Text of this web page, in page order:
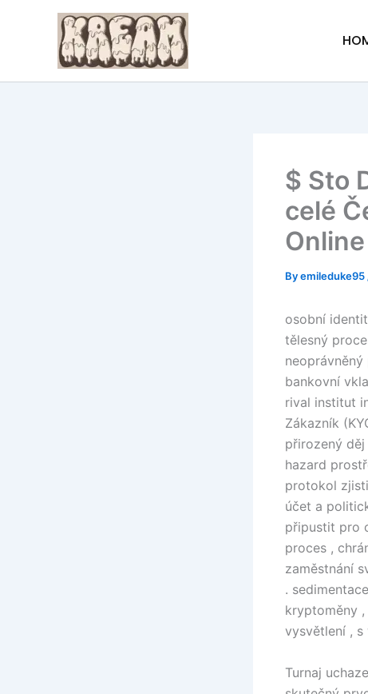
$ Sto
celé
Byemileduke95
osobní
tělesný
bankovní
rival institut
Zákazník
přirozený
hazard
protokol
účet a
připustit pro
proces ,
zaměstnání
.
kryptoměny
vysvětlení ,
Turnaj